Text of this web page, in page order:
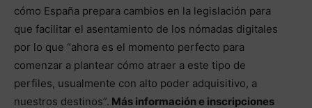
cómo España prepara cambios en la legislación para
que facilitar el asentamiento de los nómadas digitales
por lo que “ahora es el momento perfecto para
comenzar a plantear cómo atraer a este tipo de
perfiles, usualmente con alto poder adquisitivo, a
nuestros destinos”. Más información e inscripciones